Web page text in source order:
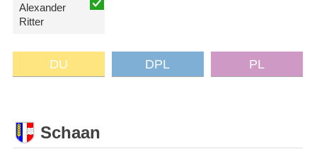
Alexander
Ritter
DU DPL PL
Schaan